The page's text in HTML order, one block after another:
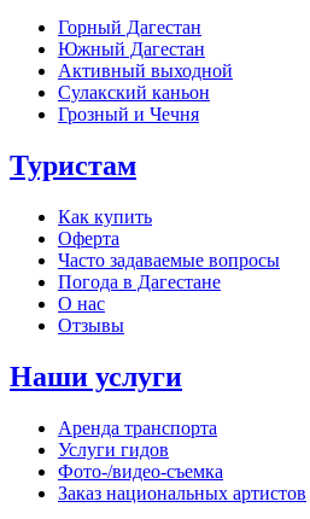
Горный Дагестан
Южный Дагестан
Активный выходной
Сулакский каньон
Грозный и Чечня
Туристам
Как купить
Оферта
Часто задаваемые вопросы
Погода в Дагестане
О нас
Отзывы
Наши услуги
Аренда транспорта
Услуги гидов
Фото-/видео‑съемка
Заказ национальных артистов